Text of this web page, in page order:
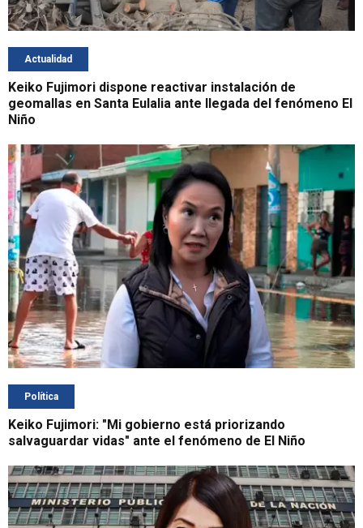
Actualidad
Keiko Fujimori dispone reactivar instalación de
geomallas en Santa Eulalia ante llegada del fenómeno El
Niño
Política
Keiko Fujimori: "Mi gobierno está priorizando
salvaguardar vidas" ante el fenómeno de El Niño